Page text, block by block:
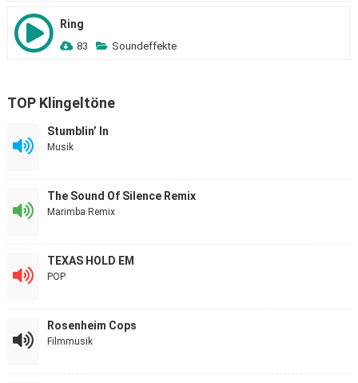
Ring
83 Soundeffekte
TOP Klingeltöne
Stumblin’ In
Musik
The Sound Of Silence Remix
Marimba Remix
TEXAS HOLD EM
POP
Rosenheim Cops
Filmmusik